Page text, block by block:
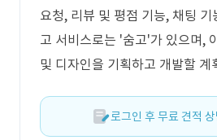
요청, 리뷰 및 평점 기능, 채팅
고 서비스로는 '숨고'가 있으며,
및 디자인을 기획하고 개발할 계
로그인 후 무료 견적